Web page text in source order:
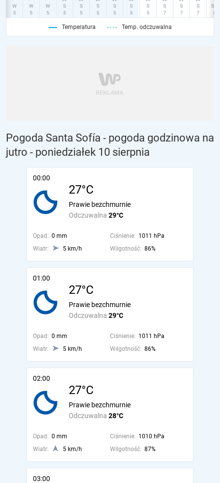
Temperatura Temp. odczuwalna
Pogoda Santa Sofía - pogoda godzinowa na
jutro - poniedziałek 10 sierpnia
00:00
27°C
Odczuwalna 29°C
Prawie bezchmurnie
Opad: 0 mm Ciśnienie: 1011 hPa
Wiatr:
5 km/h Wilgotność: 86%
01:00
27°C
Odczuwalna 29°C
Prawie bezchmurnie
Opad: 0 mm Ciśnienie: 1011 hPa
Wiatr:
5 km/h Wilgotność: 86%
02:00
27°C
Odczuwalna 28°C
Prawie bezchmurnie
Opad: 0 mm Ciśnienie: 1010 hPa
Wiatr:
5 km/h Wilgotność: 87%
03:00